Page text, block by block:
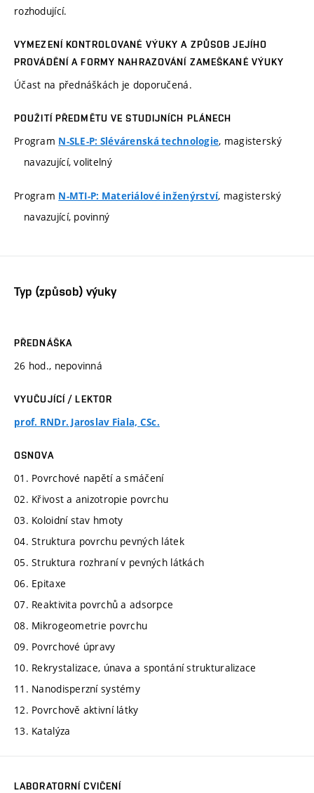
rozhodující.
VYMEZENÍ KONTROLOVANÉ VÝUKY A ZPŮSOB JEJÍHO
PROVÁDĚNÍ A FORMY NAHRAZOVÁNÍ ZAMEŠKANÉ VÝUKY
Účast na přednáškách je doporučená.
POUŽITÍ PŘEDMĚTU VE STUDIJNÍCH PLÁNECH
Program N-SLE-P: Slévárenská technologie, magisterský
navazující, volitelný
Program N-MTI-P: Materiálové inženýrství, magisterský
navazující, povinný
Typ (způsob) výuky
PŘEDNÁŠKA
26 hod., nepovinná
VYUČUJÍCÍ / LEKTOR
prof. RNDr. Jaroslav Fiala, CSc.
OSNOVA
01. Povrchové napětí a smáčení
02. Křivost a anizotropie povrchu
03. Koloidní stav hmoty
04. Struktura povrchu pevných látek
05. Struktura rozhraní v pevných látkách
06. Epitaxe
07. Reaktivita povrchů a adsorpce
08. Mikrogeometrie povrchu
09. Povrchové úpravy
10. Rekrystalizace, únava a spontání strukturalizace
11. Nanodisperzní systémy
12. Povrchově aktivní látky
13. Katalýza
LABORATORNÍ CVIČENÍ